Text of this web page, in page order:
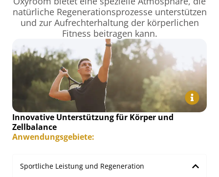
natürliche Regenerationsprozesse unterstützen
und zur Aufrechterhaltung der körperlichen
Fitness beitragen kann.
Innovative Unterstützung für Körper und
Zellbalance
Anwendungsgebiete:
Sportliche Leistung und Regeneration